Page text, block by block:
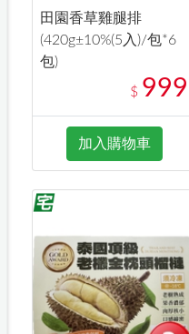
田園香草雞腿排
(420g±10%(5入)/包*6
包)
$ 999
加入購物車